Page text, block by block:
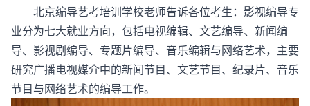
北京编导艺考培训学校老师告诉各位考生：影视编导专
业分为七大就业方向，包括电视编辑、文艺编导、新闻编
导、影视剧编导、专题片编导、音乐编辑与网络艺术，主要
研究广播电视媒介中的新闻节目、文艺节目、纪录片、音乐
节目与网络艺术的编导工作。